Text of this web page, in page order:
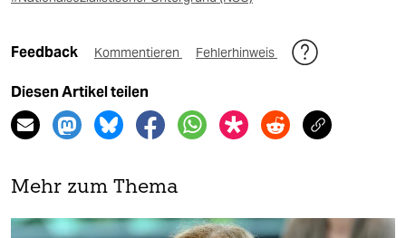
Feedback Kommentieren Fehlerhinweis
Diesen Artikel teilen
Mehr zum Thema